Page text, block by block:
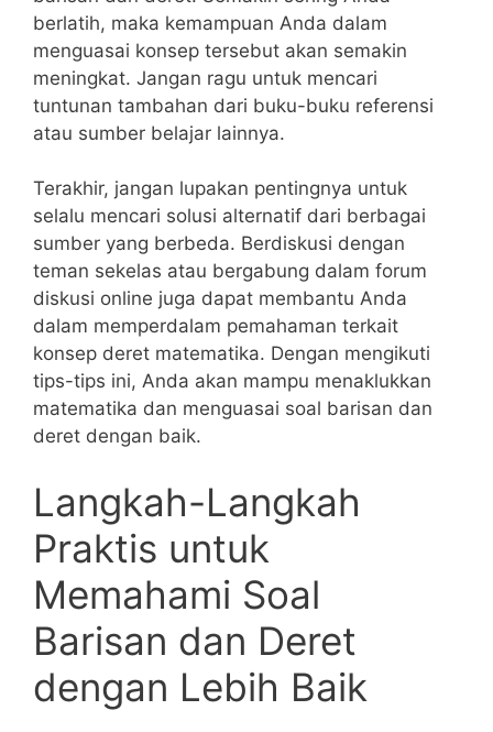
berlatih, maka kemampuan⁤ Anda dalam
menguasai konsep tersebut akan‍ semakin
meningkat.⁢ Jangan ragu untuk mencari‌
tuntunan tambahan dari buku-buku referensi
atau sumber belajar lainnya.
Terakhir, jangan‌ lupakan pentingnya untuk
selalu‌ mencari solusi alternatif dari berbagai
sumber yang berbeda. Berdiskusi⁢ dengan
teman ⁢sekelas‌ atau bergabung dalam forum
diskusi online juga dapat membantu Anda
dalam memperdalam pemahaman terkait
konsep deret matematika. Dengan mengikuti
tips-tips ​ini, Anda akan ‍mampu menaklukkan
matematika dan ⁣menguasai soal barisan dan
deret dengan baik.
Langkah-Langkah
⁣Praktis ​untuk
Memahami Soal ​
Barisan dan Deret
dengan Lebih Baik